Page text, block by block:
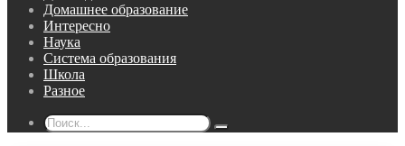
Домашнее образование
Интересно
Наука
Система образования
Школа
Разное
Поиск...